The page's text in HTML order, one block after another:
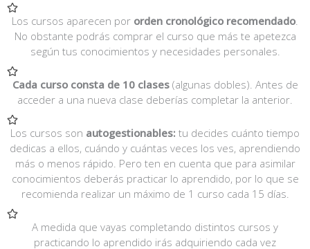
Los cursos aparecen por orden cronológico recomendado.
No obstante podrás comprar el curso que más te apetezca
según tus conocimientos y necesidades personales.
Cada curso consta de 10 clases(algunas dobles). Antes de
acceder a una nueva clase deberías completar la anterior.
Los cursos son autogestionables: tu decides cuánto tiempo
dedicas a ellos, cuándo y cuántas veces los ves, aprendiendo
más o menos rápido. Pero ten en cuenta que para asimilar
conocimientos deberás practicar lo aprendido, por lo que se
recomienda realizar un máximo de 1 curso cada 15 días.
A medida que vayas completando distintos cursos y
practicando lo aprendido irás adquiriendo cada vez